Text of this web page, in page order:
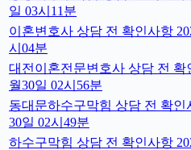
일 03시11분
이혼변호사 상담 전 확인사항
시04분
대전이혼전문변호사 상담 전 확
월30일 02시56분
동대문하수구막힘 상담 전 확인
30일 02시49분
하수구막힘 상담 전 확인사항